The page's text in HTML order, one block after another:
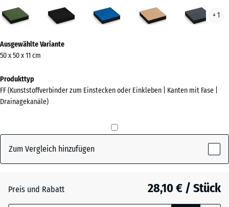
(active)
Himmelblau Sandbeige
+ 1
Informationen
zu
Farben?
Farbpalette
(active)
Ausgewählte Variante
50 x 50 x 11 cm
Produkttyp
FF (Kunststoffverbinder zum Einstecken oder Einkleben | Kanten mit Fase |
Drainagekanäle)
Zum Vergleich hinzufügen
Preis und Rabatt 28,10 € / Stück